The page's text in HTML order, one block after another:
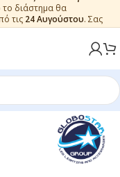
διάστημα θα
τις 24 Αυγούστου. Σας